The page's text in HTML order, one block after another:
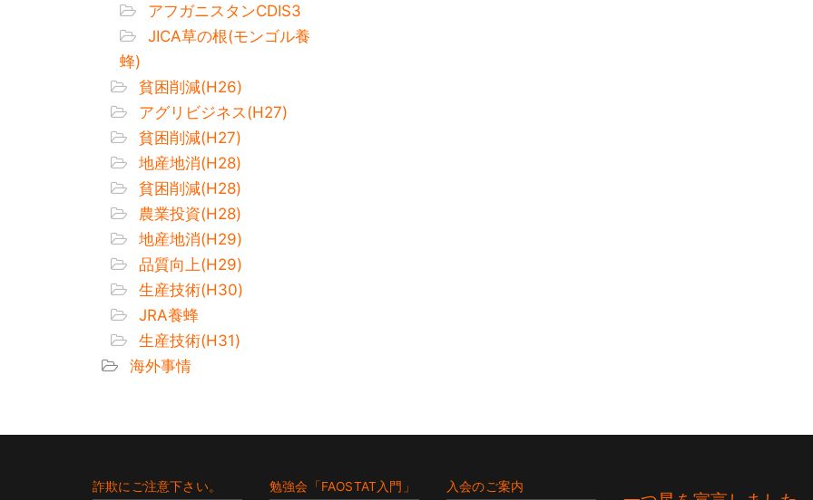
アフガニスタンCDIS3
JICA草の根(モンゴル養
蜂)
貧困削減(H26)
アグリビジネス(H27)
貧困削減(H27)
地産地消(H28)
貧困削減(H28)
農業投資(H28)
地産地消(H29)
品質向上(H29)
生産技術(H30)
JRA養蜂
生産技術(H31)
海外事情
詐欺にご注意下さい。 勉強会「FAOSTAT入門」 入会のご案内